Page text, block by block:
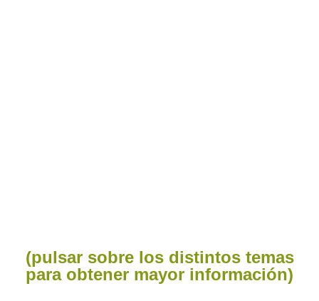
(pulsar sobre los distintos temas
para obtener mayor información)